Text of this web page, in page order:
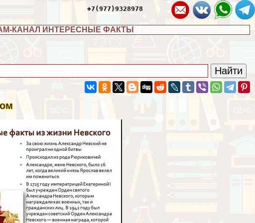
+7(977)9328978
КАНАЛ ИНТЕРЕСНЫЕ ФАКТЫ